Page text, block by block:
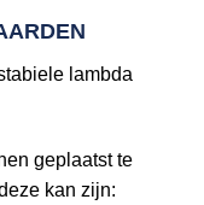
lambda
geplaatst te
kan zijn: